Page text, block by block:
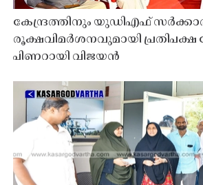
കേന്ദ്രത്തിനും യുഡിഎഫ്
രൂക്ഷവിമർശനവുമായി
പിണറായി വിജയൻ